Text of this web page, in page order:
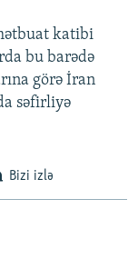
katibi
bu barədə
görə İran
səfirliyə
Bizi izlə